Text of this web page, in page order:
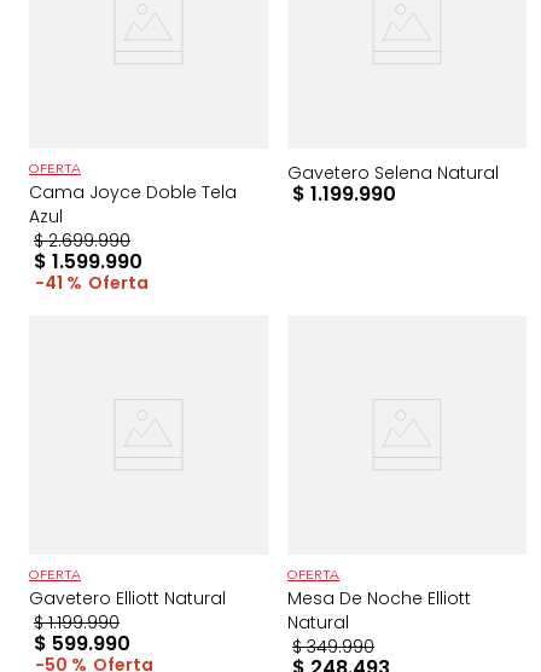
OFERTA
Cama Joyce Doble Tela
Azul
$ 2.699.990
$ 1.599.990
41 %
Gavetero Selena Natural
$ 1.199.990
OFERTA
Gavetero Elliott Natural
$ 1.199.990
$ 599.990
50 %
OFERTA
Mesa De Noche Elliott
Natural
$ 349.990